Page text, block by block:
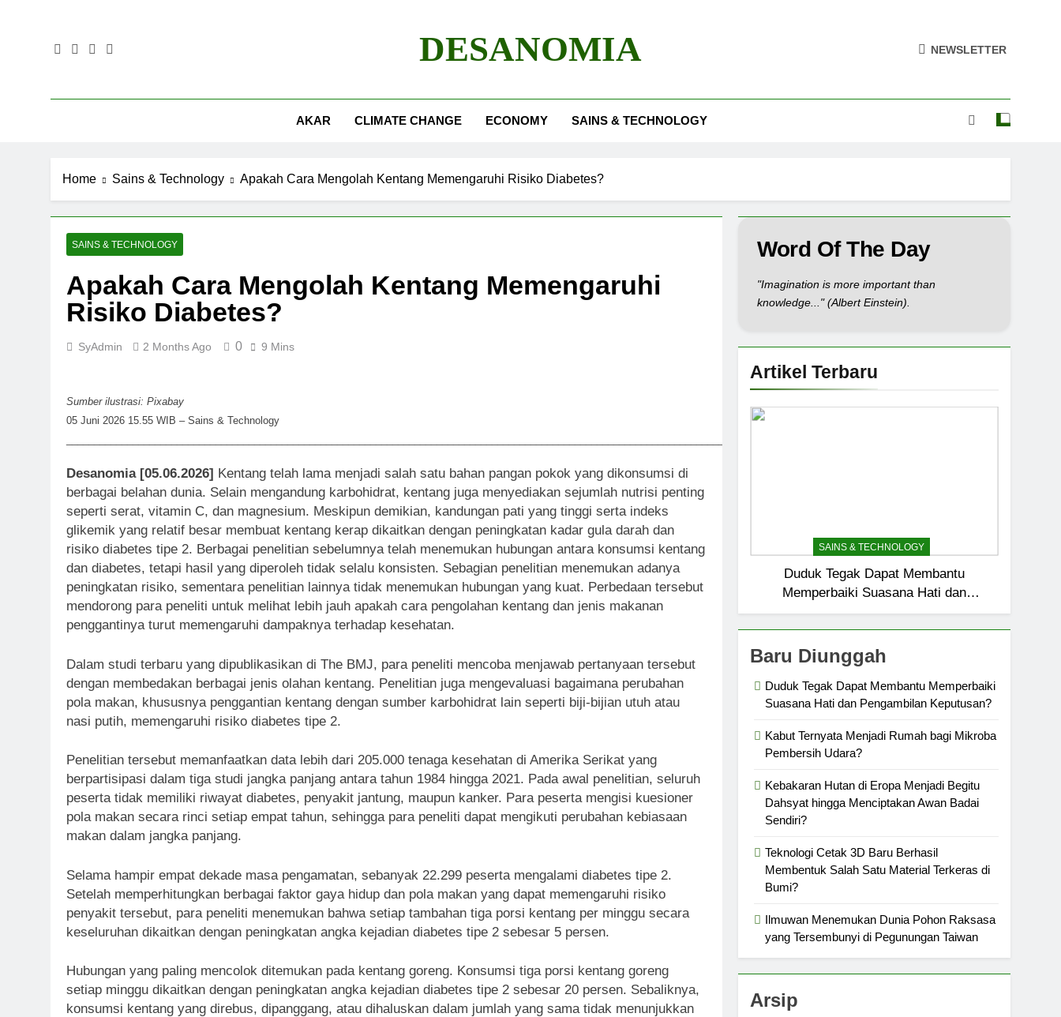
DESANOMIA NEWSLETTER
AKAR CLIMATE CHANGE ECONOMY SAINS & TECHNOLOGY
Home Sains & Technology Apakah Cara Mengolah Kentang Memengaruhi Risiko Diabetes?
SAINS & TECHNOLOGY
Apakah Cara Mengolah Kentang Memengaruhi
Risiko Diabetes?
SyAdmin 2 Months Ago 0 9 Mins
Sumber ilustrasi: Pixabay
05 Juni 2026 15.55 WIB – Sains & Technology
Desanomia [05.06.2026] Kentang telah lama menjadi salah satu bahan pangan pokok yang dikonsumsi di
berbagai belahan dunia. Selain mengandung karbohidrat, kentang juga menyediakan sejumlah nutrisi penting
seperti serat, vitamin C, dan magnesium. Meskipun demikian, kandungan pati yang tinggi serta indeks
glikemik yang relatif besar membuat kentang kerap dikaitkan dengan peningkatan kadar gula darah dan
risiko diabetes tipe 2. Berbagai penelitian sebelumnya telah menemukan hubungan antara konsumsi kentang
dan diabetes, tetapi hasil yang diperoleh tidak selalu konsisten. Sebagian penelitian menemukan adanya
peningkatan risiko, sementara penelitian lainnya tidak menemukan hubungan yang kuat. Perbedaan tersebut
mendorong para peneliti untuk melihat lebih jauh apakah cara pengolahan kentang dan jenis makanan
penggantinya turut memengaruhi dampaknya terhadap kesehatan.
Dalam studi terbaru yang dipublikasikan di The BMJ, para peneliti mencoba menjawab pertanyaan tersebut
dengan membedakan berbagai jenis olahan kentang. Penelitian juga mengevaluasi bagaimana perubahan
pola makan, khususnya penggantian kentang dengan sumber karbohidrat lain seperti biji-bijian utuh atau
nasi putih, memengaruhi risiko diabetes tipe 2.
Penelitian tersebut memanfaatkan data lebih dari 205.000 tenaga kesehatan di Amerika Serikat yang
berpartisipasi dalam tiga studi jangka panjang antara tahun 1984 hingga 2021. Pada awal penelitian, seluruh
peserta tidak memiliki riwayat diabetes, penyakit jantung, maupun kanker. Para peserta mengisi kuesioner
pola makan secara rinci setiap empat tahun, sehingga para peneliti dapat mengikuti perubahan kebiasaan
makan dalam jangka panjang.
Selama hampir empat dekade masa pengamatan, sebanyak 22.299 peserta mengalami diabetes tipe 2.
Setelah memperhitungkan berbagai faktor gaya hidup dan pola makan yang dapat memengaruhi risiko
penyakit tersebut, para peneliti menemukan bahwa setiap tambahan tiga porsi kentang per minggu secara
keseluruhan dikaitkan dengan peningkatan angka kejadian diabetes tipe 2 sebesar 5 persen.
Hubungan yang paling mencolok ditemukan pada kentang goreng. Konsumsi tiga porsi kentang goreng
setiap minggu dikaitkan dengan peningkatan angka kejadian diabetes tipe 2 sebesar 20 persen. Sebaliknya,
konsumsi kentang yang direbus, dipanggang, atau dihaluskan dalam jumlah yang sama tidak menunjukkan
Word Of The Day
"Imagination is more important than
knowledge..." (Albert Einstein).
Artikel Terbaru
SAINS & TECHNOLOGY
Duduk Tegak Dapat Membantu
Memperbaiki Suasana Hati dan
Pengambilan Keputusan?
Baru Diunggah
Duduk Tegak Dapat Membantu Memperbaiki
Suasana Hati dan Pengambilan Keputusan?
Kabut Ternyata Menjadi Rumah bagi Mikroba
Pembersih Udara?
Kebakaran Hutan di Eropa Menjadi Begitu
Dahsyat hingga Menciptakan Awan Badai
Sendiri?
Teknologi Cetak 3D Baru Berhasil
Membentuk Salah Satu Material Terkeras di
Bumi?
Ilmuwan Menemukan Dunia Pohon Raksasa
yang Tersembunyi di Pegunungan Taiwan
Arsip